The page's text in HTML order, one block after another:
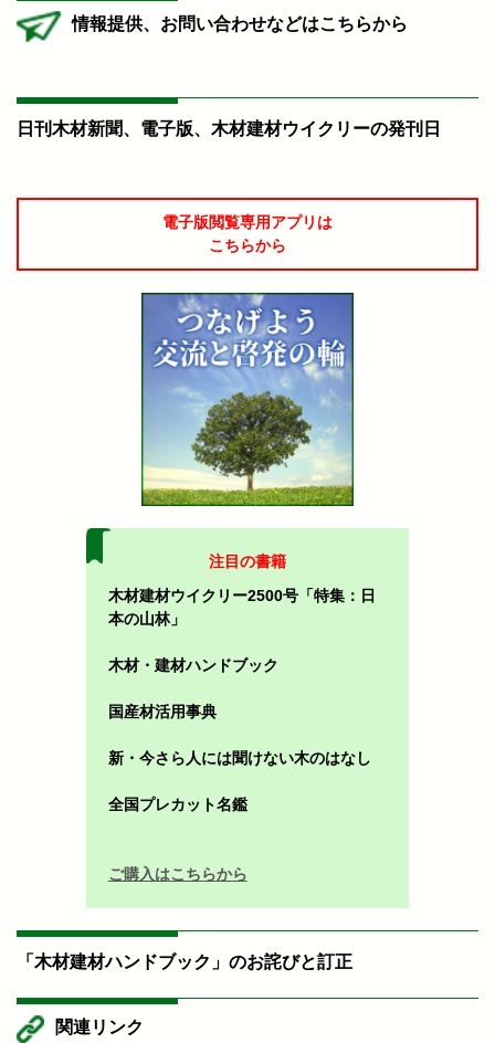
情報提供、お問い合わせなどはこちらから
日刊木材新聞、電子版、木材建材ウイクリーの発刊日
電子版閲覧専用アプリは
こちらから
注目の書籍
木材建材ウイクリー2500号「特集：日
本の山林」
木材・建材ハンドブック
国産材活用事典
新・今さら人には聞けない木のはなし
全国プレカット名鑑
ご購入はこちらから
「木材建材ハンドブック」のお詫びと訂正
関連リンク